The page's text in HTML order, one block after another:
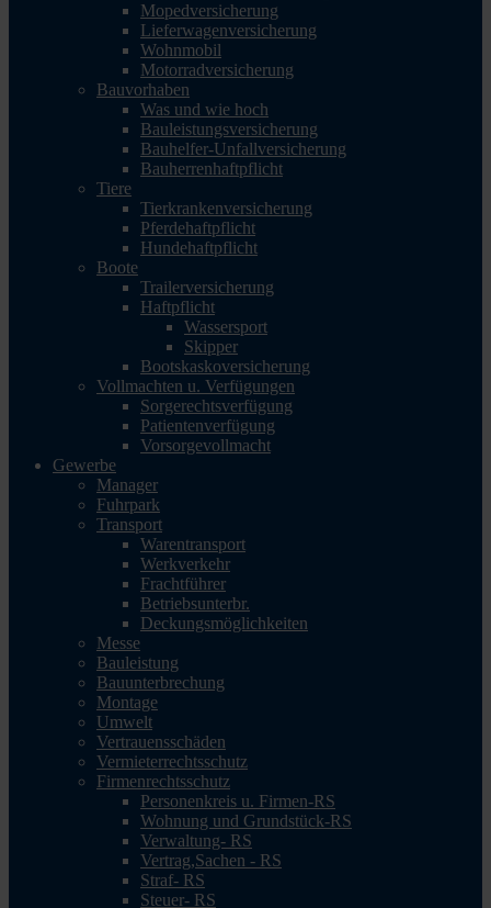
Mopedversicherung
Lieferwagenversicherung
Wohnmobil
Motorradversicherung
Bauvorhaben
Was und wie hoch
Bauleistungsversicherung
Bauhelfer-Unfallversicherung
Bauherrenhaftpflicht
Tiere
Tierkrankenversicherung
Pferdehaftpflicht
Hundehaftpflicht
Boote
Trailerversicherung
Haftpflicht
Wassersport
Skipper
Bootskaskoversicherung
Vollmachten u. Verfügungen
Sorgerechtsverfügung
Patientenverfügung
Vorsorgevollmacht
Gewerbe
Manager
Fuhrpark
Transport
Warentransport
Werkverkehr
Frachtführer
Betriebsunterbr.
Deckungsmöglichkeiten
Messe
Bauleistung
Bauunterbrechung
Montage
Umwelt
Vertrauensschäden
Vermieterrechtsschutz
Firmenrechtsschutz
Personenkreis u. Firmen-RS
Wohnung und Grundstück-RS
Verwaltung- RS
Vertrag,Sachen - RS
Straf- RS
Steuer- RS